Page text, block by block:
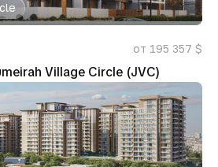
от 195 357 $
Village Circle (JVC)